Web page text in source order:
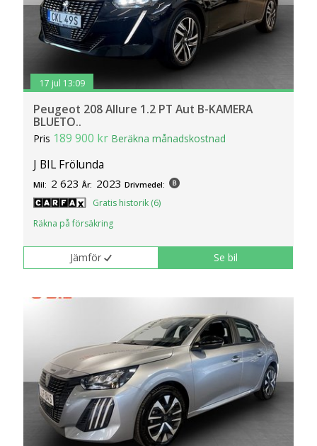
17 jul 13:09
Peugeot 208 Allure 1.2 PT Aut B-KAMERA
BLUETO..
Pris 189 900 kr Beräkna månadskostnad
J BIL Frölunda
Mil: 2 623 År: 2023 Drivmedel:
Gratis historik (6)
Räkna på försäkring
Jämför Se bil